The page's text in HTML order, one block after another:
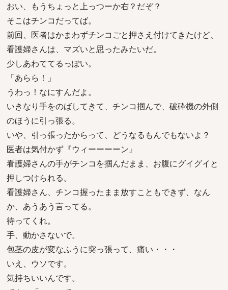
おい、もうちょっと上っつーか右？だぞ？
そこはチンコだってば。
前回、医者はかまわずチンコごと押さえ付けてきたけど、
看護婦さんは、マズいと思ったみたいだ。
少しあわててるっぽい。
「あらら！」
うわっ！なにすんだよ。
いきなり手をのばしてきて、チンコ掴んで、破砕機の外側
のほうに引っ張る。
いや、引っ張ったからって、どうなるもんでもないよ？
医者は気付かず『ウィーーーーン』
看護婦さんの手がチンコを掴んだまま、お腹にグイグイと
押しつけられる。
看護婦さん、チンコ握ったまま放すこともできず、なん
か、あうあう言ってる。
待ってくれ。
手、動かさないで。
包茎の皮が変なふうに突っ張って、痛い・・・
いえ、ウソです。
気持ちいいんです。